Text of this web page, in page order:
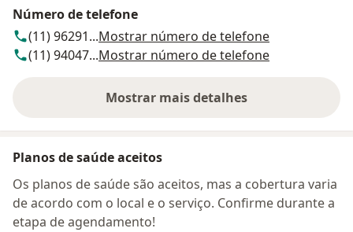
Número de telefone
(11) 96291...Mostrar número de telefone
(11) 94047...Mostrar número de telefone
Mostrar mais detalhes
sobre o endereço
Planos de saúde aceitos
Os planos de saúde são aceitos, mas a cobertura varia
de acordo com o local e o serviço. Confirme durante a
etapa de agendamento!